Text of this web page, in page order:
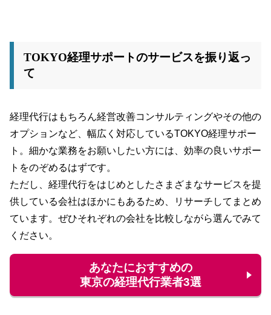
TOKYO経理サポートのサービスを振り返っ
て
経理代行はもちろん経営改善コンサルティングやその他の
オプションなど、幅広く対応しているTOKYO経理サポー
ト。細かな業務をお願いしたい方には、効率の良いサポー
トをのぞめるはずです。
ただし、経理代行をはじめとしたさまざまなサービスを提
供している会社はほかにもあるため、リサーチしてまとめ
ています。ぜひそれぞれの会社を比較しながら選んでみて
ください。
あなたにおすすめの
東京の経理代行業者3選